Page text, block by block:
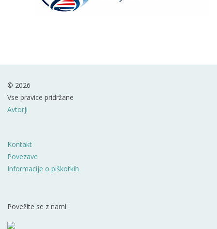
© 2026
Vse pravice pridržane
Avtorji
Kontakt
Povezave
Informacije o piškotkih
Povežite se z nami: